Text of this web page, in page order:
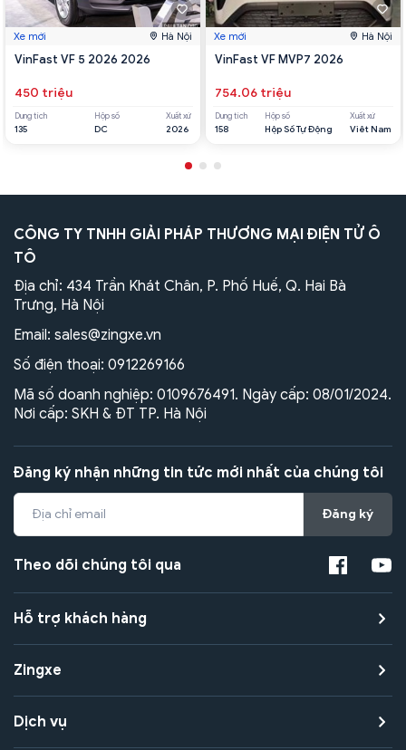
Xe mới Hà Nội
VinFast VF 5 2026 2026
450 triệu
Dung tích
135
Hộp số
DC
Xuất xứ
2026
Xe mới Hà Nội
VinFast VF MVP7 2026
754.06 triệu
Dung tích
158
Hộp số
Hộp Số Tự Động
Xuất xứ
Viêt Nam
CÔNG TY TNHH GIẢI PHÁP THƯƠNG MẠI ĐIỆN TỬ Ô
TÔ
Địa chỉ: 434 Trần Khát Chân, P. Phố Huế, Q. Hai Bà
Trưng, Hà Nội
Email: sales@zingxe.vn
Số điện thoại: 0912269166
Mã số doanh nghiệp: 0109676491. Ngày cấp: 08/01/2024.
Nơi cấp: SKH & ĐT TP. Hà Nội
Đăng ký nhận những tin tức mới nhất của chúng tôi
Đăng ký
Theo dõi chúng tôi qua
Hỗ trợ khách hàng
Zingxe
Dịch vụ